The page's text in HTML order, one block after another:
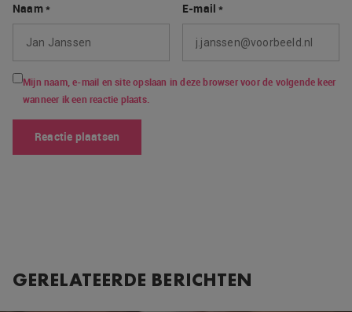
Naam* E-mail*
Mijn naam, e-mail en site opslaan in deze browser voor de volgende keer
wanneer ik een reactie plaats.
GERELATEERDE BERICHTEN